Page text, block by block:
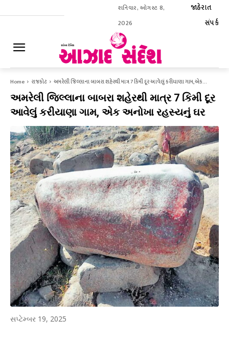
શનિવાર, ઓગસ્ટ 8,
2026
જાહેરાત
સંપર્ક
Home રાજકોટ અમરેલી જિલ્લાના બાબરા શહેરથી માત્ર 7 કિમી દૂર આવેલું કરીયાણા ગામ, એક...
અમરેલી જિલ્લાના બાબરા શહેરથી માત્ર 7 કિમી દૂર
આવેલું કરીયાણા ગામ, એક અનોખા રહસ્યનું ઘર
સપ્ટેમ્બર 19, 2025